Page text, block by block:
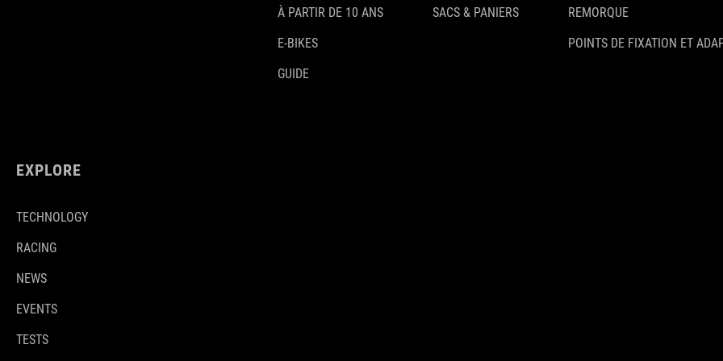
À PARTIR DE 10 ANS
E-BIKES
GUIDE
SACS & PANIERS
REMORQUE
POINTS DE FIXATION ET
EXPLORE
TECHNOLOGY
RACING
NEWS
EVENTS
TESTS